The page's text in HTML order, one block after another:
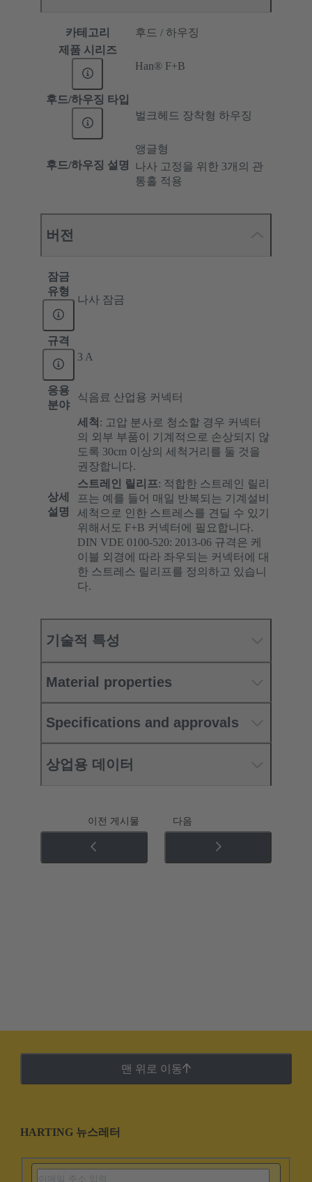
카테고리
후드 / 하우징
제품 시리즈
Han® F+B
후드/하우징 타입
벌크헤드 장착형 하우징
후드/하우징 설명
앵글형
나사 고정을 위한 3개의 관
통홀 적용
버전
잠금
유형
나사 잠금
규격
3 A
응용
분야
식음료 산업용 커넥터
상세
설명
세척 : 고압 분사로 청소할 경우 커넥터
의 외부 부품이 기계적으로 손상되지 않
도록 30cm 이상의 세척거리를 둘 것을
권장합니다.
스트레인 릴리프: 적합한 스트레인 릴리
프는 예를 들어 매일 반복되는 기계설비
세척으로 인한 스트레스를 견딜 수 있기
위해서도 F+B 커넥터에 필요합니다.
DIN VDE 0100-520: 2013-06 규격은 케
이블 외경에 따라 좌우되는 커넥터에 대
한 스트레스 릴리프를 정의하고 있습니
다.
기술적 특성
Material properties
Specifications and approvals
상업용 데이터
이전 게시물 다음
맨 위로 이동
HARTING 뉴스레터